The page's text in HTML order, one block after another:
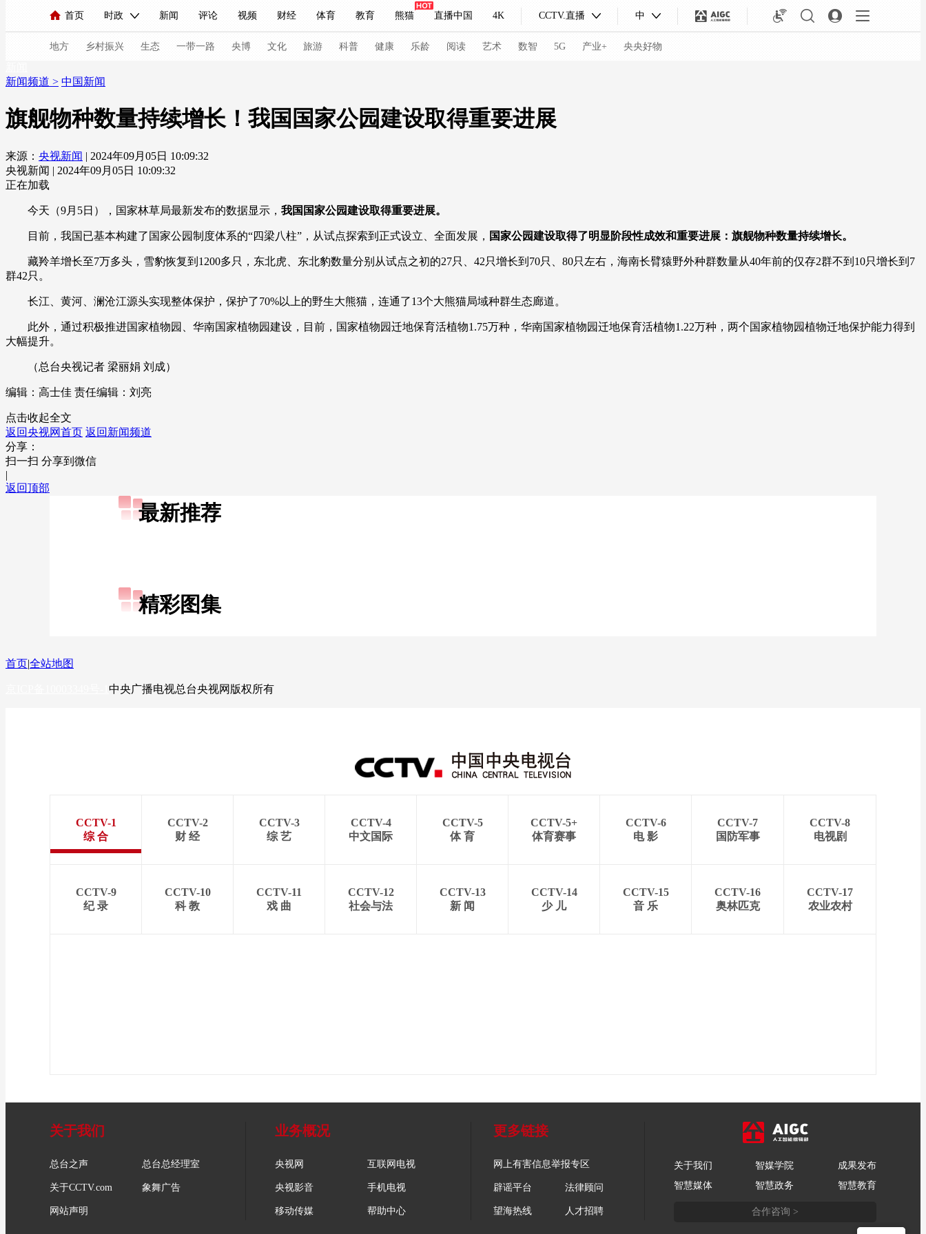
首页 时政 新闻 评论 视频 财经 体育 教育 熊猫 直播中国 4K CCTV.直播 中
人民领袖习近平 联播+ 中国领导人 央视快评 习式妙语 热解读 天天学习
直播 栏目大全 节目单 听音 微视频 主持人 下载央视影音
海外频道 iPanda English Монгол
地方 乡村振兴 生态 一带一路 央博 文化 旅游 科普 健康 乐龄 阅读 艺术 数智 5G 产业+ 央央好物
新闻 国内 国际 评论
视频 小央视频 小央直播 直播中国 熊猫频道 VR/AR 4K专区
现场 前线 比划 快看 蓝海中国 新兵请入列 人生第一次 人生第二次
VIP会员 CCTV奥林匹克频道 生活体育大会 体育江湖 文化体育 冰雪道路 足球道路
财经 教育 乡村振兴 生态环境 一带一路 央博 非遗 文化 旅游 科普 健康 乐龄 阅读 艺术 汽车 数智 5G 产业+
新闻频道 > 中国新闻
旗舰物种数量持续增长！我国国家公园建设取得重要进展
来源： 央视新闻 | 2024年09月05日 10:09:32
央视新闻 | 2024年09月05日 10:09:32
正在加载
今天（9月5日），国家林草局最新发布的数据显示， 我国国家公园建设取得重要进展。
目前，我国已基本构建了国家公园制度体系的“四梁八柱”，从试点探索到正式设立、全面发展， 国家公园建设取得了明显阶段性成效和重要进展：旗舰物种数量持续增长。
藏羚羊增长至7万多头，雪豹恢复到1200多只，东北虎、东北豹数量分别从试点之初的27只、42只增长到70只、80只左右，海南长臂猿野外种群数量从40年前的仅存2群不到10只增长到7
群42只。
长江、黄河、澜沧江源头实现整体保护，保护了70%以上的野生大熊猫，连通了13个大熊猫局域种群生态廊道。
此外，通过积极推进国家植物园、华南国家植物园建设，目前，国家植物园迁地保育活植物1.75万种，华南国家植物园迁地保育活植物1.22万种，两个国家植物园植物迁地保护能力得到
大幅提升。
（总台央视记者 梁丽娟 刘成）
编辑：高士佳 责任编辑：刘亮
点击收起全文
返回央视网首页 返回新闻频道
分享：
扫一扫 分享到微信
|
返回顶部
最新推荐
精彩图集
首页|全站地图
中央广播电视总台央视网 版权所有
CCTV-1
综 合
CCTV-2
财 经
CCTV-3
综 艺
CCTV-4
中文国际
CCTV-5
体 育
CCTV-5+
体育赛事
CCTV-6
电 影
CCTV-7
国防军事
CCTV-8
电视剧
CCTV-9
纪 录
CCTV-10
科 教
CCTV-11
戏 曲
CCTV-12
社会与法
CCTV-13
新 闻
CCTV-14
少 儿
CCTV-15
音 乐
CCTV-16
奥林匹克
CCTV-17
农业农村
关于我们
总台之声 总台总经理室
关于CCTV.com 象舞广告
网站声明
业务概况
央视网 互联网电视
央视影音 手机电视
移动传媒 帮助中心
更多链接
网上有害信息举报专区
辟谣平台 法律顾问
望海热线 人才招聘
关于我们 智媒学院
成果发布
智慧媒体
智慧政务 智慧教育
合作咨询 >